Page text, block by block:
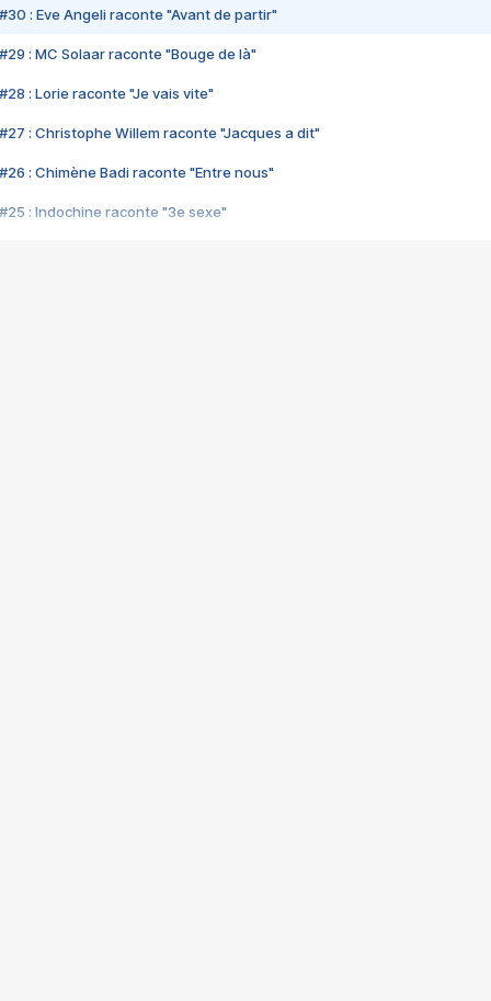
#30 : Eve Angeli raconte "Avant de partir"
#29 : MC Solaar raconte "Bouge de là"
#28 : Lorie raconte "Je vais vite"
#27 : Christophe Willem raconte "Jacques a dit"
#26 : Chimène Badi raconte "Entre nous"
#25 : Indochine raconte "3e sexe"